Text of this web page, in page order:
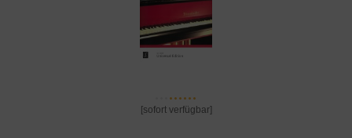
[sofort verfügbar]